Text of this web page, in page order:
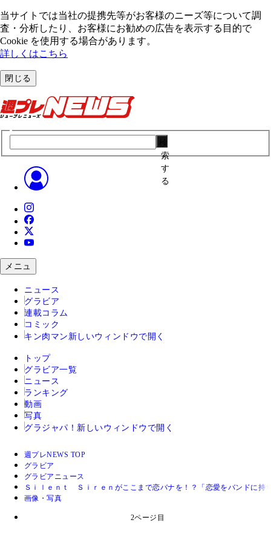
当サイトでは当社の提携先等がお客様のニーズ等について調
査・分析したり、お客様にお勧めの広告を表⽰する⽬的で
Cookie を使⽤する場合があります。
詳しくはこちら
閉じる
索
す
る
メニュ
ニュース
グラビア
連載コラム
コミック
キン肉マン 新しいウィンドウで開く
トップ
グラビア一覧
ニュース
ランキング
動画
写真
グラジャパ！ 新しいウィンドウで開く
週プレNEWS TOP
グラビア
グラビアニュース
Ｓｉｌｅｎｔ Ｓｉｒｅｎがここまで恋バナを！？「恋愛をバンドに持
画像・写真
2ページ目